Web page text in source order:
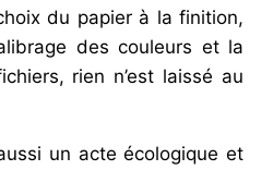
du papier à la finition,
des couleurs et la
rien n’est laissé au
un acte écologique et